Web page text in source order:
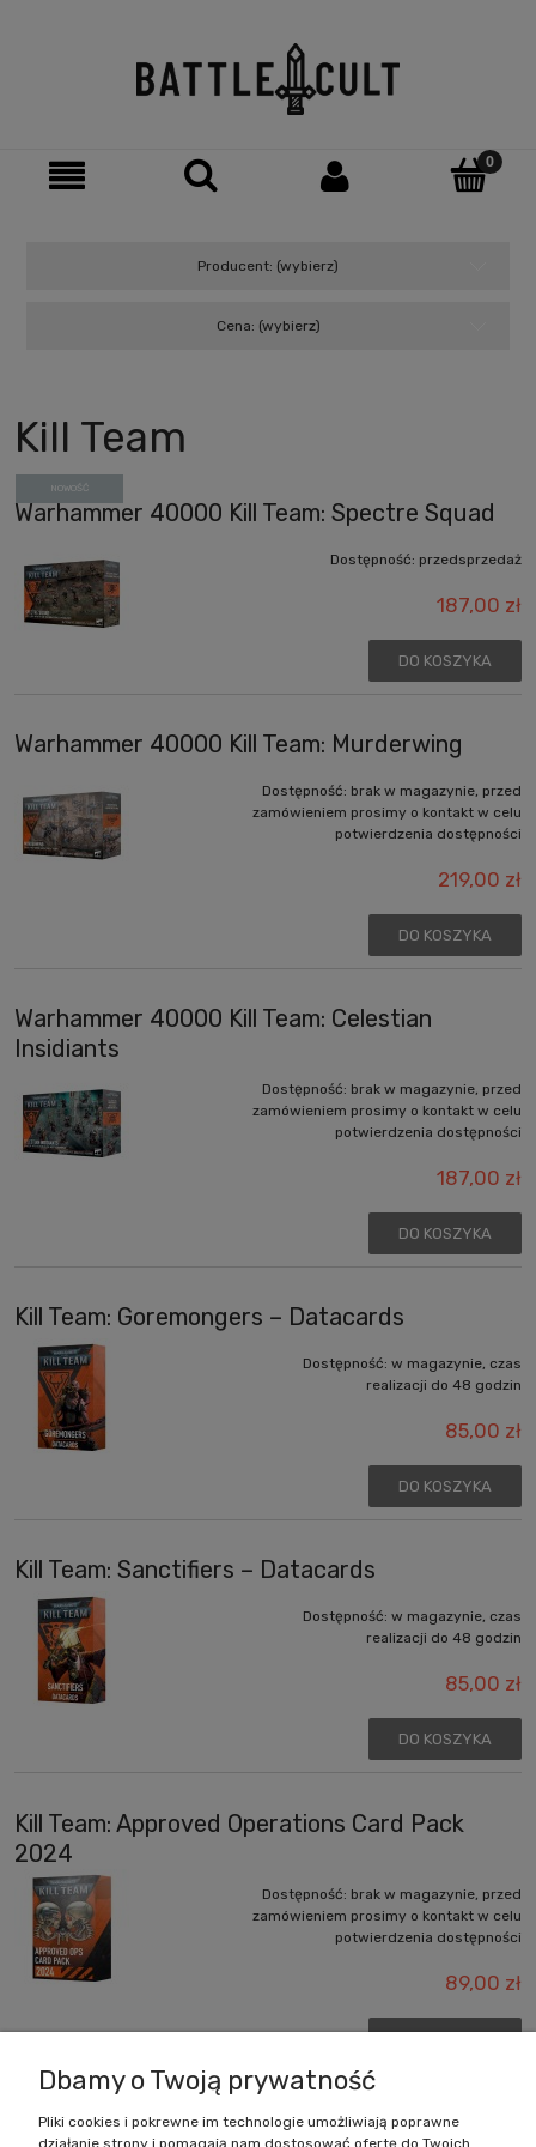
Producent: (wybierz)
Cena: (wybierz)
Kill Team
Warhammer 40000 Kill Team: Spectre Squad
Dostępność: przedsprzedaż
187,00 zł
DO KOSZYKA
NOWOŚĆ
Warhammer 40000 Kill Team: Murderwing
Dostępność: brak w magazynie, przed
zamówieniem prosimy o kontakt w celu
potwierdzenia dostępności
219,00 zł
DO KOSZYKA
Warhammer 40000 Kill Team: Celestian
Insidiants
Dostępność: brak w magazynie, przed
zamówieniem prosimy o kontakt w celu
potwierdzenia dostępności
187,00 zł
DO KOSZYKA
Kill Team: Goremongers – Datacards
Dostępność: w magazynie, czas
realizacji do 48 godzin
85,00 zł
DO KOSZYKA
Kill Team: Sanctifiers – Datacards
Dostępność: w magazynie, czas
realizacji do 48 godzin
85,00 zł
DO KOSZYKA
Kill Team: Approved Operations Card Pack
2024
Dostępność: brak w magazynie, przed
zamówieniem prosimy o kontakt w celu
potwierdzenia dostępności
89,00 zł
DO KOSZYKA
Dbamy o Twoją prywatność
Pliki cookies i pokrewne im technologie umożliwiają poprawne
działanie strony i pomagają nam dostosować ofertę do Twoich